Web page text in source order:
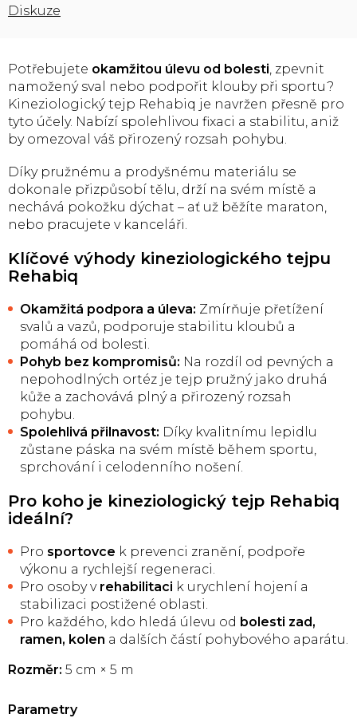
Diskuze
Potřebujete okamžitou úlevu od bolesti, zpevnit
namožený sval nebo podpořit klouby při sportu?
Kineziologický tejp Rehabiq je navržen přesně pro
tyto účely. Nabízí spolehlivou fixaci a stabilitu, aniž
by omezoval váš přirozený rozsah pohybu.
Díky pružnému a prodyšnému materiálu se
dokonale přizpůsobí tělu, drží na svém místě a
nechává pokožku dýchat – ať už běžíte maraton,
nebo pracujete v kanceláři.
Klíčové výhody kineziologického tejpu
Rehabiq
Okamžitá podpora a úleva: Zmírňuje přetížení
svalů a vazů, podporuje stabilitu kloubů a
pomáhá od bolesti.
Pohyb bez kompromisů: Na rozdíl od pevných a
nepohodlných ortéz je tejp pružný jako druhá
kůže a zachovává plný a přirozený rozsah
pohybu.
Spolehlivá přilnavost: Díky kvalitnímu lepidlu
zůstane páska na svém místě během sportu,
sprchování i celodenního nošení.
Pro koho je kineziologický tejp Rehabiq
ideální?
Pro sportovce k prevenci zranění, podpoře
výkonu a rychlejší regeneraci.
Pro osoby v rehabilitaci k urychlení hojení a
stabilizaci postižené oblasti.
Pro každého, kdo hledá úlevu od bolesti zad,
ramen, kolen a dalších částí pohybového aparátu.
Rozměr: 5 cm × 5 m